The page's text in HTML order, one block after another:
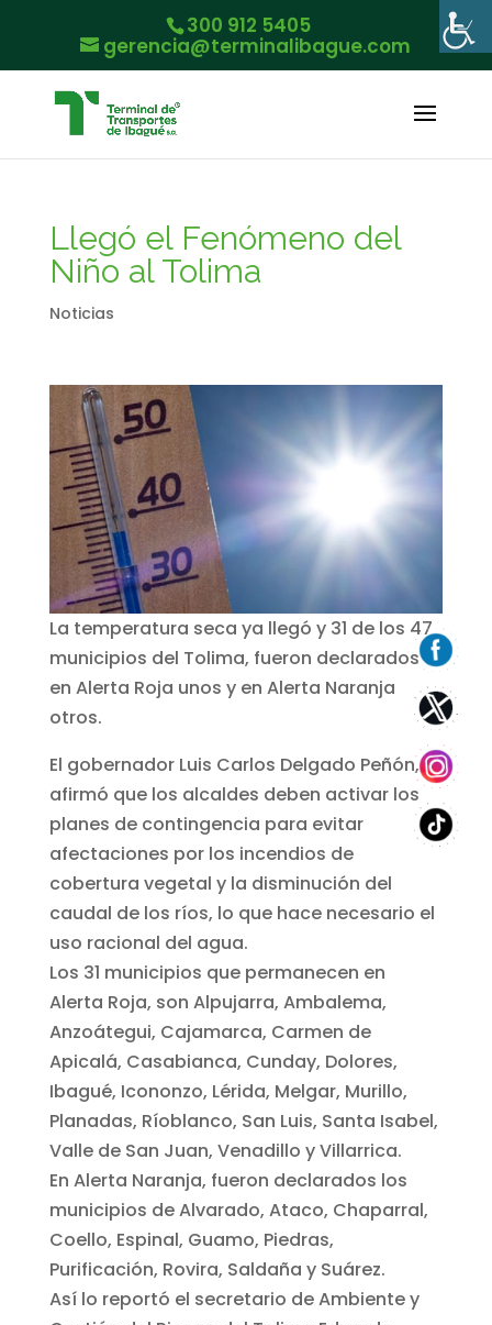
300 912 5405
gerencia@terminalibague.com
Llegó el Fenómeno del
Niño al Tolima
Noticias
La temperatura seca ya llegó y 31 de los 47
municipios del Tolima, fueron declarados
en Alerta Roja unos y en Alerta Naranja
otros.
El gobernador Luis Carlos Delgado Peñón,
afirmó que los alcaldes deben activar los
planes de contingencia para evitar
afectaciones por los incendios de
cobertura vegetal y la disminución del
caudal de los ríos, lo que hace necesario el
uso racional del agua.
Los 31 municipios que permanecen en
Alerta Roja, son Alpujarra, Ambalema,
Anzoátegui, Cajamarca, Carmen de
Apicalá, Casabianca, Cunday, Dolores,
Ibagué, Icononzo, Lérida, Melgar, Murillo,
Planadas, Ríoblanco, San Luis, Santa Isabel,
Valle de San Juan, Venadillo y Villarrica.
En Alerta Naranja, fueron declarados los
municipios de Alvarado, Ataco, Chaparral,
Coello, Espinal, Guamo, Piedras,
Purificación, Rovira, Saldaña y Suárez.
Así lo reportó el secretario de Ambiente y